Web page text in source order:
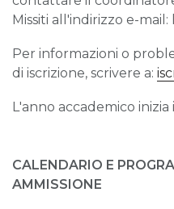
Missiti all'indirizzo e-
Per informazioni o
di iscrizione, scrivere a:
L'anno accademico inizia il
CALENDARIO E
AMMISSIONE